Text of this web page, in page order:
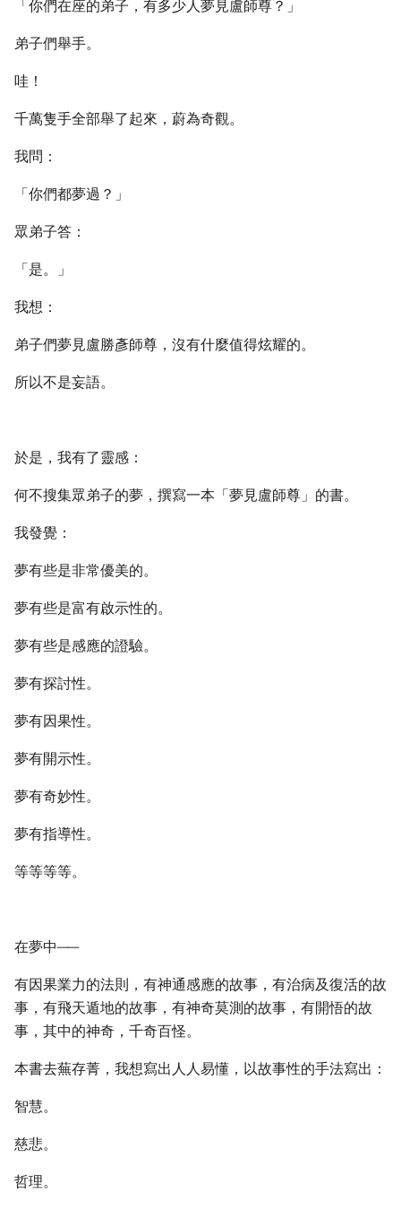
「你們在座的弟子，有多少人夢見盧師尊？」
弟子們舉手。
哇！
千萬隻手全部舉了起來，蔚為奇觀。
我問：
「你們都夢過？」
眾弟子答：
「是。」
我想：
弟子們夢見盧勝彥師尊，沒有什麼值得炫耀的。
所以不是妄語。
於是，我有了靈感：
何不搜集眾弟子的夢，撰寫一本「夢見盧師尊」的書。
我發覺：
夢有些是非常優美的。
夢有些是富有啟示性的。
夢有些是感應的證驗。
夢有探討性。
夢有因果性。
夢有開示性。
夢有奇妙性。
夢有指導性。
等等等等。
在夢中──
有因果業力的法則，有神通感應的故事，有治病及復活的故
事，有飛天遁地的故事，有神奇莫測的故事，有開悟的故
事，其中的神奇，千奇百怪。
本書去蕪存菁，我想寫出人人易懂，以故事性的手法寫出：
智慧。
慈悲。
哲理。